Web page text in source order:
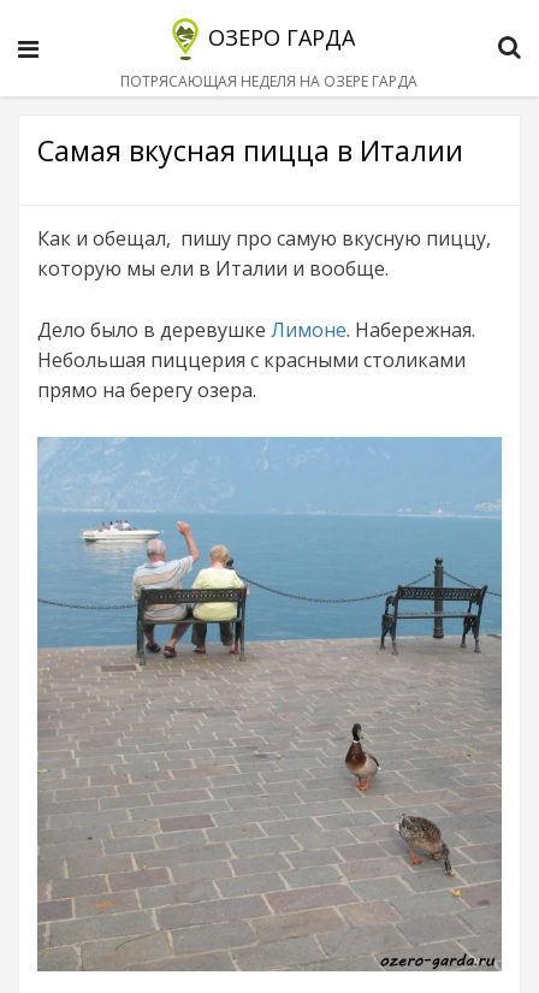
ОЗЕРО ГАРДА
ПОТРЯСАЮЩАЯ НЕДЕЛЯ НА ОЗЕРЕ ГАРДА
Menu
Самая вкусная пицца в Италии
Как и обещал, пишу про самую вкусную пиццу,
которую мы ели в Италии и вообще.
Дело было в деревушке Лимоне. Набережная.
Небольшая пиццерия с красными столиками
прямо на берегу озера.